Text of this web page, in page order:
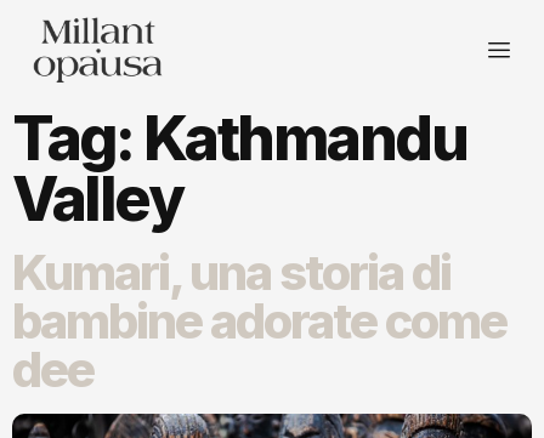
Tag: Kathmandu
Valley
Kumari, una storia di
bambine adorate come
dee